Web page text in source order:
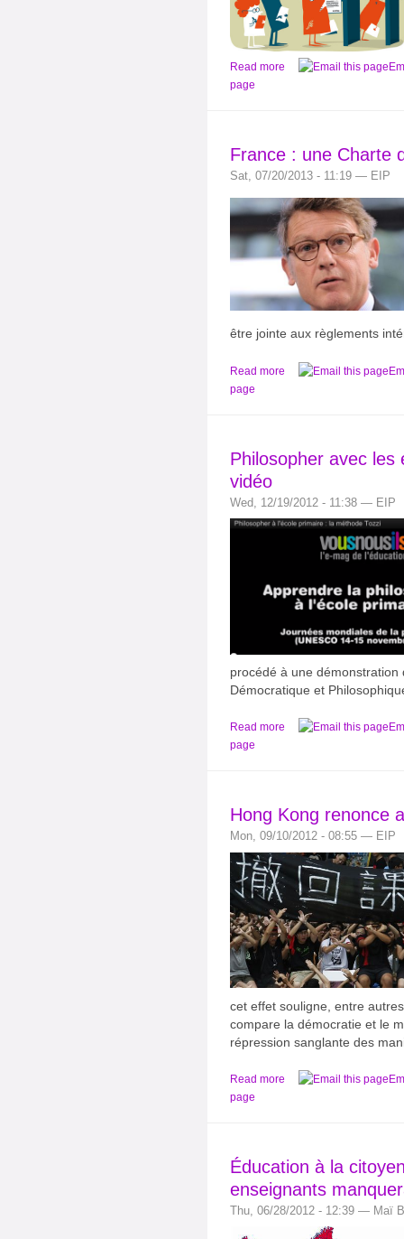
Read more
page
France : une Charte
Sat, 07/20/2013 - 11:19 — EIP
être jointe aux règlements
Read more
page
Philosopher avec les
vidéo
Wed, 12/19/2012 - 11:38 — EIP
pro­cédé à une
Démocratique et
Read more
page
Hong Kong renonce
Mon, 09/10/2012 - 08:55 — EIP
cet effet souligne, entre
compare la démocratie et le
répression sanglante des
Read more
page
Éducation à la
enseignants
Thu, 06/28/2012 - 12:39 — Maï